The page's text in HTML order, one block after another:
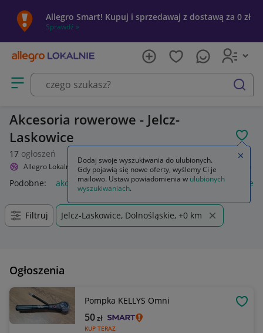
Allegro Smart! Kupuj i sprzedawaj z dostawą za 0 zł
Sprawdź »
Otwórz menu z kategoriami
szukaj
Akcesoria rowerowe - Jelcz-
Laskowice
17 ogłoszeń
Allegro Lokalnie Sport i turystyka Rowery i akcesoria Akcesoria
Podobne: akcesoria akcesoria wędkarskie akcesoria
Filtruj Jelcz-Laskowice, Dolnośląskie, +0 km
Ogłoszenia
Pompka KELLYS Omni
KUP TERAZ
50zł
Dodaj swoje wyszukiwania do ulubionych.
Gdy pojawią się nowe oferty, wyślemy Ci je
mailowo. Ustaw powiadomienia w ulubionych
wyszukiwaniach.